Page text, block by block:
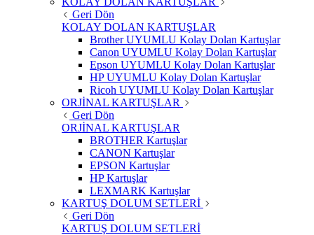
Geri Dön
KOLAY DOLAN KARTUŞLAR
Brother UYUMLU Kolay Dolan Kartuşlar
Canon UYUMLU Kolay Dolan Kartuşlar
Epson UYUMLU Kolay Dolan Kartuşlar
HP UYUMLU Kolay Dolan Kartuşlar
Ricoh UYUMLU Kolay Dolan Kartuşlar
ORJİNAL KARTUŞLAR
Geri Dön
ORJİNAL KARTUŞLAR
BROTHER Kartuşlar
CANON Kartuşlar
EPSON Kartuşlar
HP Kartuşlar
LEXMARK Kartuşlar
KARTUŞ DOLUM SETLERİ
Geri Dön
KARTUŞ DOLUM SETLERİ